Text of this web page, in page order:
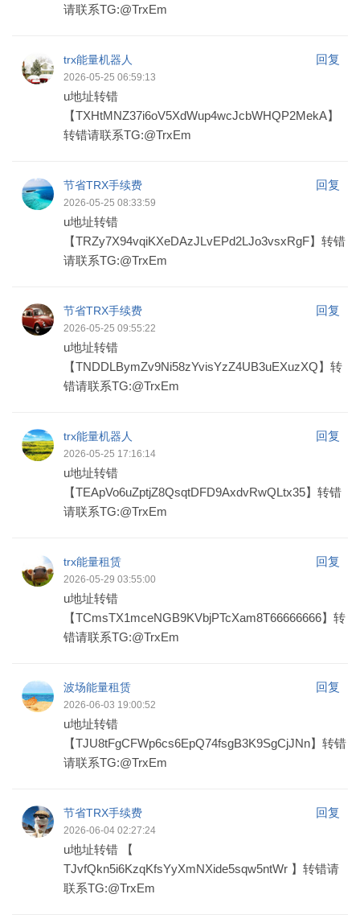
请联系TG:@TrxEm
trx能量机器人 回复
2026-05-25 06:59:13
u地址转错
【TXHtMNZ37i6oV5XdWup4wcJcbWHQP2MekA】
转错请联系TG:@TrxEm
节省TRX手续费 回复
2026-05-25 08:33:59
u地址转错
【TRZy7X94vqiKXeDAzJLvEPd2LJo3vsxRgF】转错
请联系TG:@TrxEm
节省TRX手续费 回复
2026-05-25 09:55:22
u地址转错
【TNDDLBymZv9Ni58zYvisYzZ4UB3uEXuzXQ】转
错请联系TG:@TrxEm
trx能量机器人 回复
2026-05-25 17:16:14
u地址转错
【TEApVo6uZptjZ8QsqtDFD9AxdvRwQLtx35】转错
请联系TG:@TrxEm
trx能量租赁 回复
2026-05-29 03:55:00
u地址转错
【TCmsTX1mceNGB9KVbjPTcXam8T66666666】转
错请联系TG:@TrxEm
波场能量租赁 回复
2026-06-03 19:00:52
u地址转错
【TJU8tFgCFWp6cs6EpQ74fsgB3K9SgCjJNn】转错
请联系TG:@TrxEm
节省TRX手续费 回复
2026-06-04 02:27:24
u地址转错 【
TJvfQkn5i6KzqKfsYyXmNXide5sqw5ntWr 】转错请
联系TG:@TrxEm